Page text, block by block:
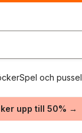
Spel och pussel
upp till 50% →